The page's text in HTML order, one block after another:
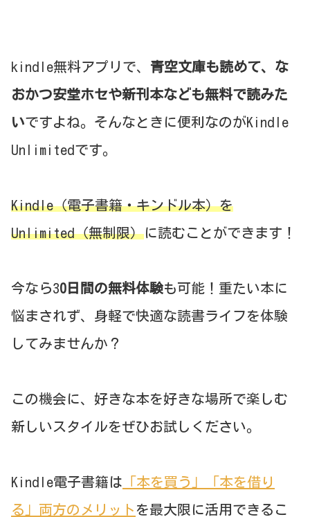
kindle無料アプリで、 青空文庫も読めて、な
おかつ安堂ホセや新刊本なども無料で読みた
いですよね。そんなときに便利なのがKindle
Unlimitedです。
Kindle（電子書籍・キンドル本）を
Unlimited（無制限）に読むことができます！
今なら30日間の無料体験も可能！重たい本に
悩まされず、身軽で快適な読書ライフを体験
してみませんか？
この機会に、好きな本を好きな場所で楽しむ
新しいスタイルをぜひお試しください。
Kindle電子書籍は 「本を買う」「本を借り
る」両方のメリット を最大限に活用できるこ